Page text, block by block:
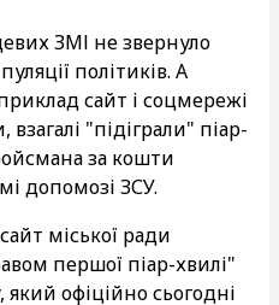
ЗМІ не звернуло
політиків. А
сайт і соцмережі
"підіграли" піар-
за кошти
допомозі ЗСУ.
міської ради
першої піар-хвилі"
офіційно сьогодні